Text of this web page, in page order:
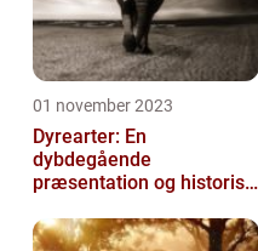
01 november 2023
Dyrearter: En
dybdegående
præsentation og historisk